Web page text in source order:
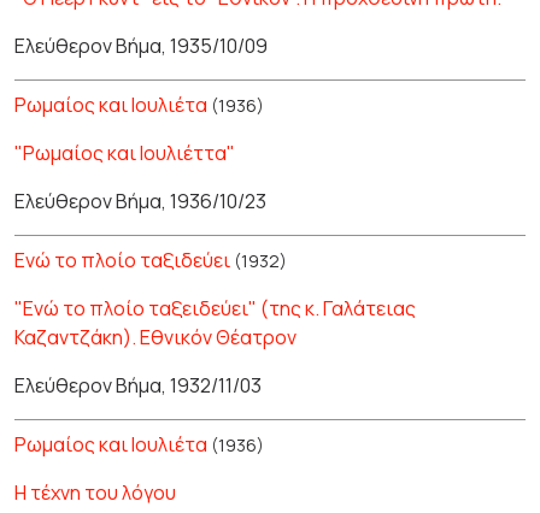
Ελεύθερον Βήμα, 1935/10/09
Ρωμαίος και Ιουλιέτα (1936)
"Ρωμαίος και Ιουλιέττα"
Ελεύθερον Βήμα, 1936/10/23
Ενώ το πλοίο ταξιδεύει (1932)
"Ενώ το πλοίο ταξειδεύει" (της κ. Γαλάτειας
Καζαντζάκη). Εθνικόν Θέατρον
Ελεύθερον Βήμα, 1932/11/03
Ρωμαίος και Ιουλιέτα (1936)
Η τέχνη του λόγου